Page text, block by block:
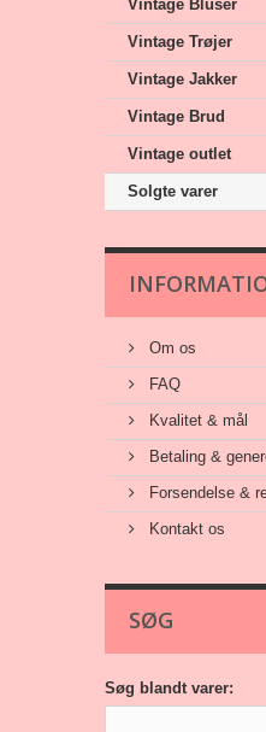
Vintage Bluser
Vintage Trøjer
Vintage Jakker
Vintage Brud
Vintage outlet
Solgte varer
Om os
FAQ
Kvalitet & mål
Betaling &
Forsendelse &
Kontakt os
SØG
Søg blandt varer: